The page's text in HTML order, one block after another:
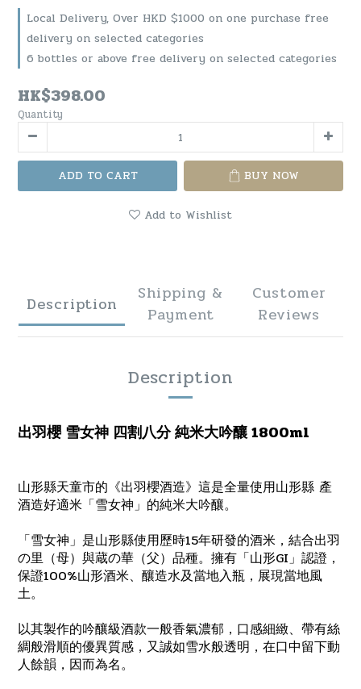
Local Delivery, Over HKD $1000 on one purchase free
delivery on selected categories
6 bottles or above free delivery on selected categories
HK$398.00
Quantity
ADD TO CART BUY NOW
Add to Wishlist
Description
Shipping &
Payment
Customer
Reviews
Description
出羽櫻 雪女神 四割八分 純米大吟釀 1800ml
山形縣天童市的《出羽櫻酒造》這是全量使用山形縣 產
酒造好適米「雪女神」的純米大吟釀。
「雪女神」是山形縣使用歷時15年研發的酒米，結合出羽
の里（母）與蔵の華（父）品種。擁有「山形GI」認證，
保證100%山形酒米、釀造水及當地入瓶，展現當地風
土。
以其製作的吟釀級酒款一般香氣濃郁，口感細緻、帶有絲
綢般滑順的優異質感，又誠如雪水般透明，在口中留下動
人餘韻，因而為名。